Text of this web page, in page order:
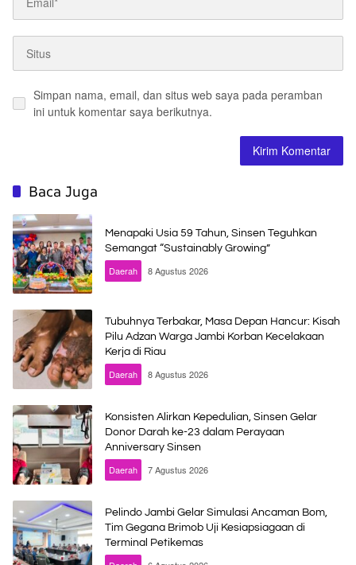
Simpan nama, email, dan situs web saya pada peramban
ini untuk komentar saya berikutnya.
Baca Juga
Menapaki Usia 59 Tahun, Sinsen Teguhkan
Semangat “Sustainably Growing”
Daerah 8 Agustus 2026
Tubuhnya Terbakar, Masa Depan Hancur: Kisah
Pilu Adzan Warga Jambi Korban Kecelakaan
Kerja di Riau
Daerah 8 Agustus 2026
Konsisten Alirkan Kepedulian, Sinsen Gelar
Donor Darah ke-23 dalam Perayaan
Anniversary Sinsen
Daerah 7 Agustus 2026
Pelindo Jambi Gelar Simulasi Ancaman Bom,
Tim Gegana Brimob Uji Kesiapsiagaan di
Terminal Petikemas